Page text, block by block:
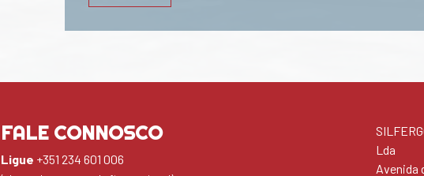
FALE CONNOSCO
Ligue +351 234 601 006
Lda
Avenida